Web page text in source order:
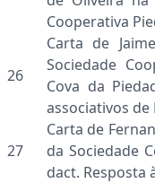
Cooperativa
26
Carta de
Sociedade
Cova da
associativos de
27
Carta de
da Sociedade
dact. Resposta